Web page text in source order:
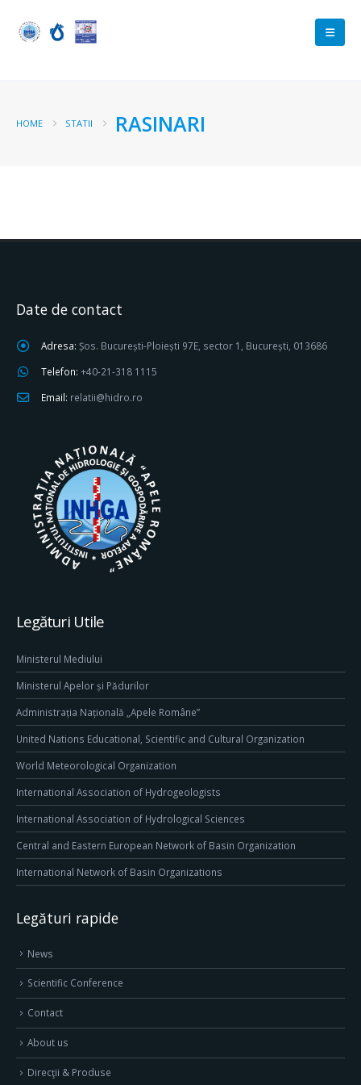
HOME STATII RASINARI
Date de contact
Adresa: Șos. București-Ploiești 97E, sector 1, București, 013686
Telefon: +40-21-318 1115
Email: relatii@hidro.ro
Legături Utile
Ministerul Mediului
Ministerul Apelor și Pădurilor
Administrația Națională „Apele Române”
United Nations Educational, Scientific and Cultural Organization
World Meteorological Organization
International Association of Hydrogeologists
International Association of Hydrological Sciences
Central and Eastern European Network of Basin Organization
International Network of Basin Organizations
Legături rapide
News
Scientific Conference
Contact
About us
Direcţii & Produse